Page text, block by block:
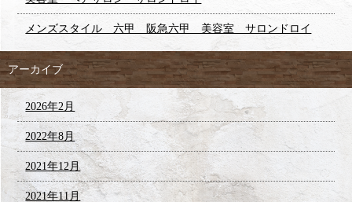
メンズスタイル 六甲 阪急六甲 美容室 サロンドロイ
アーカイブ
2026年2月
2022年8月
2021年12月
2021年11月